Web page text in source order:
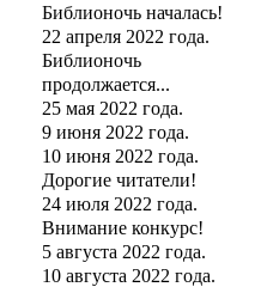
Библионочь началась!
22 апреля 2022 года.
Библионочь
продолжается...
25 мая 2022 года.
9 июня 2022 года.
10 июня 2022 года.
Дорогие читатели!
24 июля 2022 года.
Внимание конкурс!
5 августа 2022 года.
10 августа 2022 года.